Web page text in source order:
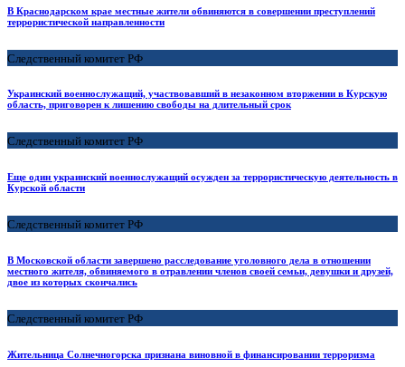
В Краснодарском крае местные жители обвиняются в совершении преступлений
террористической направленности
Следственный комитет РФ
Украинский военнослужащий, участвовавший в незаконном вторжении в Курскую
область, приговорен к лишению свободы на длительный срок
Следственный комитет РФ
Еще один украинский военнослужащий осужден за террористическую деятельность в
Курской области
Следственный комитет РФ
В Московской области завершено расследование уголовного дела в отношении
местного жителя, обвиняемого в отравлении членов своей семьи, девушки и друзей,
двое из которых скончались
Следственный комитет РФ
Жительница Солнечногорска признана виновной в финансировании терроризма